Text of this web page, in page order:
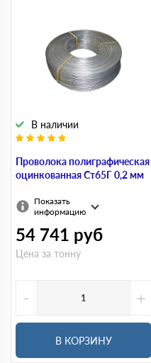
Проволока полиграфическая
оцинкованная Ст65Г 0,2 мм
В наличии
Показать
информацию
54 741 руб
Цена за тонну
- +
В КОРЗИНУ